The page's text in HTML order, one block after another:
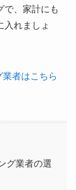
で、家計にも
れましょ
者はこちら
グ業者の選